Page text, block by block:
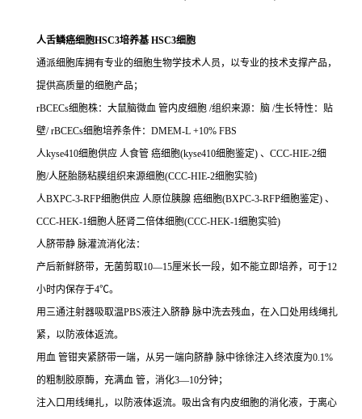
人舌鳞癌细胞HSC3培养基 HSC3细胞
通派细胞库拥有专业的细胞生物学技术人员，以专业的技术支撑产品，
提供高质量的细胞产品；
rBCECs细胞株：大鼠脑微血 管内皮细胞 /组织来源：脑 /生长特性：贴
壁/ rBCECs细胞培养条件：DMEM-L +10% FBS
人kyse410细胞供应 人食管 癌细胞(kyse410细胞鉴定) 、CCC-HIE-2细
胞/人胚胎肠粘膜组织来源细胞(CCC-HIE-2细胞实验)
人BXPC-3-RFP细胞供应 人原位胰腺 癌细胞(BXPC-3-RFP细胞鉴定) 、
CCC-HEK-1细胞人胚肾二倍体细胞(CCC-HEK-1细胞实验)
人脐带静 脉灌流消化法：
产后新鲜脐带，无菌剪取10—15厘米长一段，如不能立即培养，可于12
小时内保存于4℃。
用三通注射器吸取温PBS液注入脐静 脉中洗去残血，在入口处用线绳扎
紧，以防液体返流。
用血 管钳夹紧脐带一端，从另一端向脐静 脉中徐徐注入终浓度为0.1%
的粗制胶原酶，充满血 管，消化3—10分钟；
注入口用线绳扎，以防液体返流。吸出含有内皮细胞的消化液，于离心